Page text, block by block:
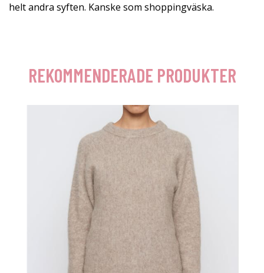
helt andra syften. Kanske som shoppingväska.
REKOMMENDERADE PRODUKTER